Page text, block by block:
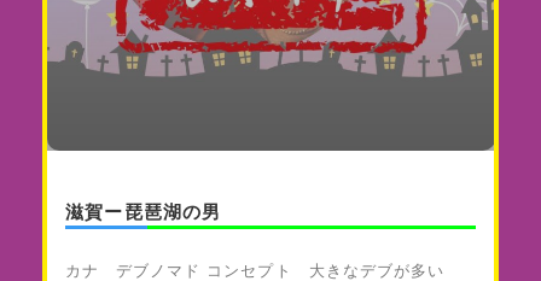
滋賀ー琵琶湖の男
カナ デブノマド コンセプト 大きなデブが多い